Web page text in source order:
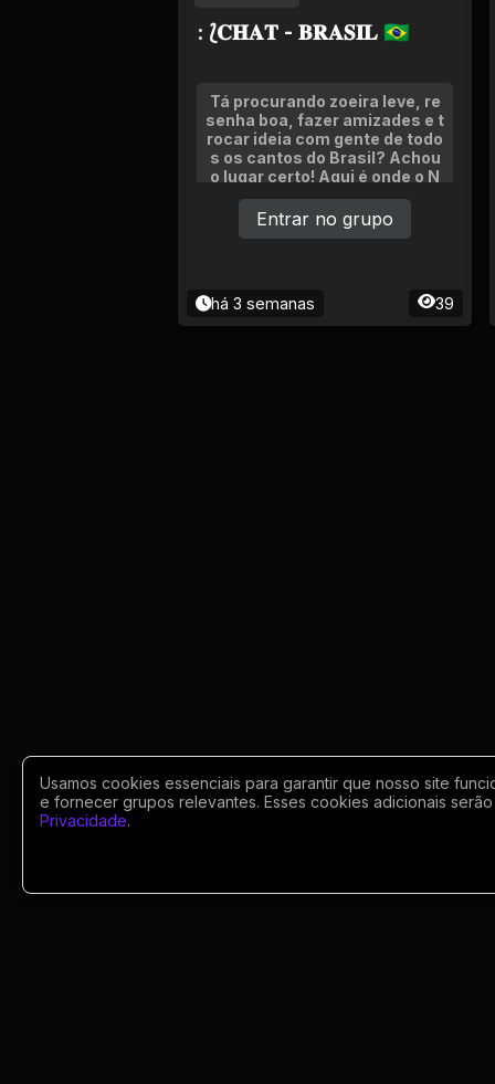
: ⟅𝐂𝐇𝐀𝐓 - 𝐁𝐑𝐀𝐒𝐈𝐋 🇧🇷
Tá procurando zoeira leve, re
senha boa, fazer amizades e t
rocar ideia com gente de todo
s os cantos do Brasil? Achou
o lugar certo! Aqui é onde o N
ordeste se encontra com o Su
l, o Sudeste zoa com o Norte!
há 3 semanas 39
Entrar no grupo
Usamos cookies essenciais para garantir que nosso site
e fornecer grupos relevantes. Esses cookies adicionais
Privacidade.